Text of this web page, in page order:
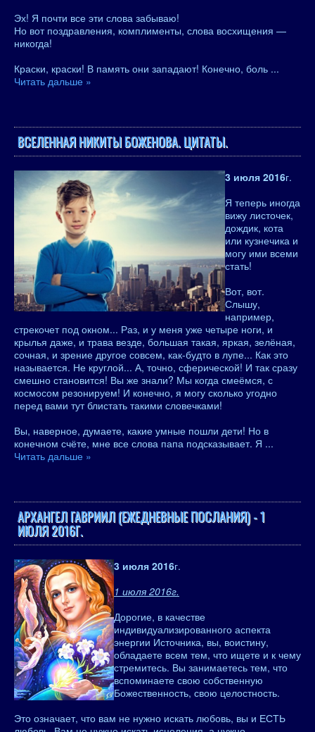
Эх! Я почти все эти слова забываю!
Но вот поздравления, комплименты, слова восхищения —
никогда!
Краски, краски! В память они западают! Конечно, боль ...
Читать дальше »
ВСЕЛЕННАЯ НИКИТЫ БОЖЕНОВА. ЦИТАТЫ.
3 июля 2016г.
Я теперь иногда
вижу листочек,
дождик, кота
или кузнечика и
могу ими всеми
стать!
Вот, вот.
Слышу,
например,
стрекочет под окном... Раз, и у меня уже четыре ноги, и
крылья даже, и трава везде, большая такая, яркая, зелёная,
сочная, и зрение другое совсем, как-будто в лупе... Как это
называется. Не круглой... А, точно, сферической! И так сразу
смешно становится! Вы же знали? Мы когда смеёмся, с
космосом резонируем! И конечно, я могу сколько угодно
перед вами тут блистать такими словечками!
Вы, наверное, думаете, какие умные пошли дети! Но в
конечном счёте, мне все слова папа подсказывает. Я ...
Читать дальше »
АРХАНГЕЛ ГАВРИИЛ (ЕЖЕДНЕВНЫЕ ПОСЛАНИЯ) - 1
ИЮЛЯ 2016Г.
3 июля 2016г.
1 июля 2016г.
Дорогие, в качестве
индивидуализированного аспекта
энергии Источника, вы, воистину,
обладаете всем тем, что ищете и к чему
стремитесь. Вы занимаетесь тем, что
вспоминаете свою собственную
Божественность, свою целостность.
Это означает, что вам не нужно искать любовь, вы и ЕСТЬ